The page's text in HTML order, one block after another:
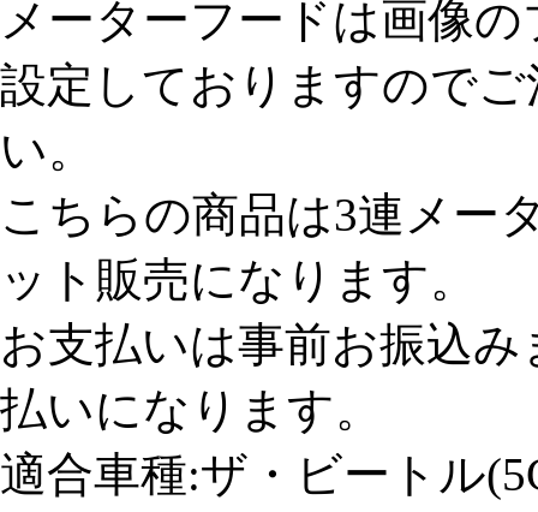
メーターフードは画像
設定しておりますので
い。
こちらの商品は3連メー
ット販売になります。
お支払いは事前お振込
払いになります。
適合車種:ザ・ビートル